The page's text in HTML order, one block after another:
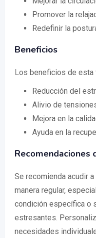
Promover la
Redefinir la
Beneficios
Los beneficios de esta
Reducción del
Alivio de
Mejora en la
Ayuda en la
Recomendaciones
Se recomienda acudir
manera regular,
condición específica o
estresantes.
necesidades